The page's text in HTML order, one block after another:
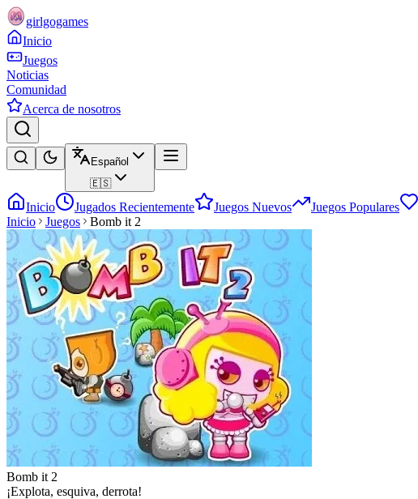
girlgogames
Inicio
Juegos
Noticias
Comunidad
Acerca de nosotros
Español
🇪🇸
Inicio Jugados Recientemente Juegos Nuevos Juegos Populares
Inicio
Juegos Bomb it 2
Bomb it 2
¡Explota, esquiva, derrota!